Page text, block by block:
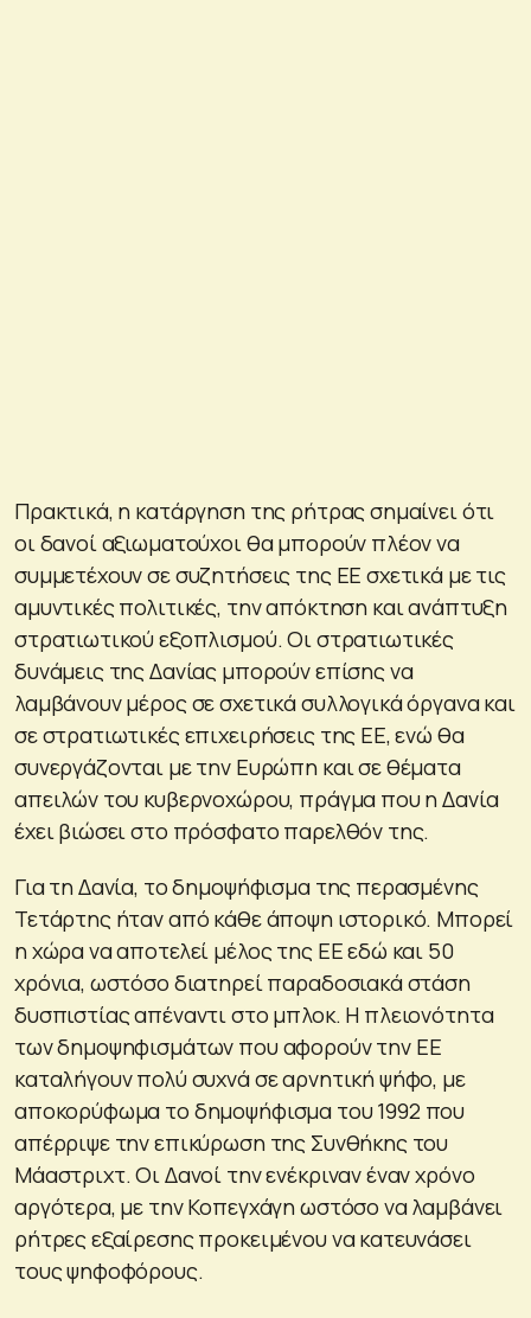
Πρακτικά, η κατάργηση της ρήτρας σημαίνει ότι
οι δανοί αξιωματούχοι θα μπορούν πλέον να
συμμετέχουν σε συζητήσεις της ΕΕ σχετικά με τις
αμυντικές πολιτικές, την απόκτηση και ανάπτυξη
στρατιωτικού εξοπλισμού. Οι στρατιωτικές
δυνάμεις της Δανίας μπορούν επίσης να
λαμβάνουν μέρος σε σχετικά συλλογικά όργανα και
σε στρατιωτικές επιχειρήσεις της ΕΕ, ενώ θα
συνεργάζονται με την Ευρώπη και σε θέματα
απειλών του κυβερνοχώρου, πράγμα που η Δανία
έχει βιώσει στο πρόσφατο παρελθόν της.
Για τη Δανία, το δημοψήφισμα της περασμένης
Τετάρτης ήταν από κάθε άποψη ιστορικό. Μπορεί
η χώρα να αποτελεί μέλος της ΕΕ εδώ και 50
χρόνια, ωστόσο διατηρεί παραδοσιακά στάση
δυσπιστίας απέναντι στο μπλοκ. Η πλειονότητα
των δημοψηφισμάτων που αφορούν την ΕΕ
καταλήγουν πολύ συχνά σε αρνητική ψήφο, με
αποκορύφωμα το δημοψήφισμα του 1992 που
απέρριψε την επικύρωση της Συνθήκης του
Μάαστριχτ. Οι Δανοί την ενέκριναν έναν χρόνο
αργότερα, με την Κοπεγχάγη ωστόσο να λαμβάνει
ρήτρες εξαίρεσης προκειμένου να κατευνάσει
τους ψηφοφόρους.